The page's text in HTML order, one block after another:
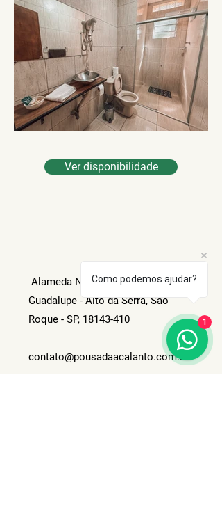
Ver disponibilidade
Alameda Nossa Senhora da
Guadalupe - Alto da Serra, São
Roque - SP, 18143-410
contato@pousadaacalanto.com.br
Como podemos ajudar?
1